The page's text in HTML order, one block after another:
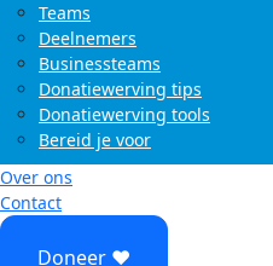
Teams
Deelnemers
Businessteams
Donatiewerving tips
Donatiewerving tools
Bereid je voor
Over ons
Contact
Doneer ♥